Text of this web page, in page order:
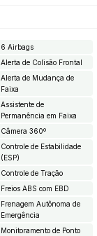
6 Airbags
Alerta de Colisão Frontal
Alerta de Mudança de
Faixa
Assistente de
Permanência em Faixa
Câmera 360º
Controle de Estabilidade
(ESP)
Controle de Tração
Freios ABS com EBD
Frenagem Autônoma de
Emergência
Monitoramento de Ponto